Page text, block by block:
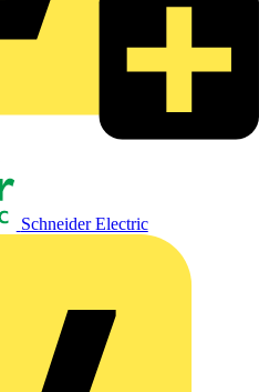
Schneider Electric